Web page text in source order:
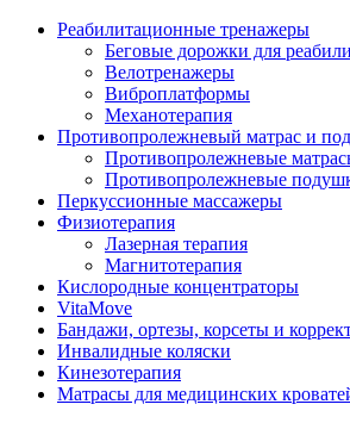
Реабилитационные тренажеры
Беговые дорожки для
Велотренажеры
Виброплатформы
Механотерапия
Противопролежневый матрас и
Противопролежневые
Противопролежневые
Перкуссионные массажеры
Физиотерапия
Лазерная терапия
Магнитотерапия
Кислородные концентраторы
VitaMove
Бандажи, ортезы, корсеты и
Инвалидные коляски
Кинезотерапия
Матрасы для медицинских